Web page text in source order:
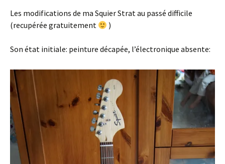
Les modifications de ma Squier Strat au passé difficile
(recupérée gratuitement
)
Son état initiale: peinture décapée, l’électronique absente: